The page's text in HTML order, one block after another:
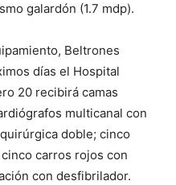
galardón (1.7 mdp).
Beltrones
días el Hospital
20 recibirá camas
multicanal con
doble; cinco
carros rojos con
con desfibrilador.